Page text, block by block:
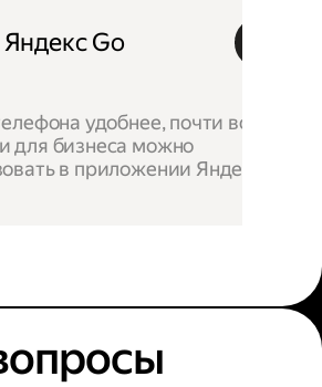
Go
удобнее, почти все
для бизнеса можно
в приложении Яндекс